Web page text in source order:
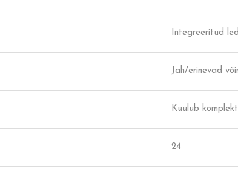
Integreeritud
Jah/erinevad
Kuulub
24